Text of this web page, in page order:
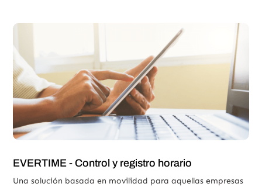
EVERTIME - Control y registro horario
Una solución basada en movilidad para aquellas empresas